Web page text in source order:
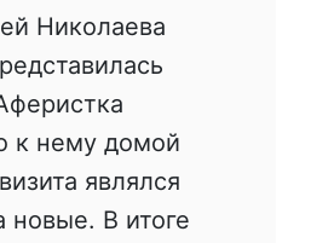
Николаева
к нему домой
являлся
В итоге